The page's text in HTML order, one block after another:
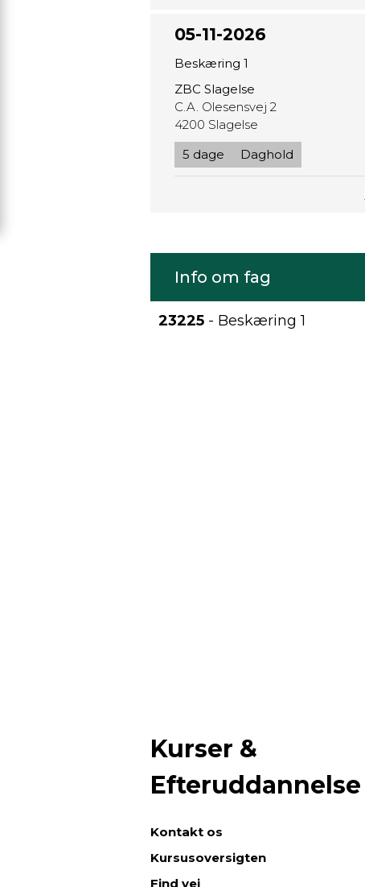
05-11-2026
Beskæring 1
ZBC Slagelse
C.A. Olesensvej 2
4200 Slagelse
5 dage
Daghold
Info om fag
23225 - Beskæring 1
Kurser &
Efteruddannelse
Kontakt os
Kursusoversigten
Find vej